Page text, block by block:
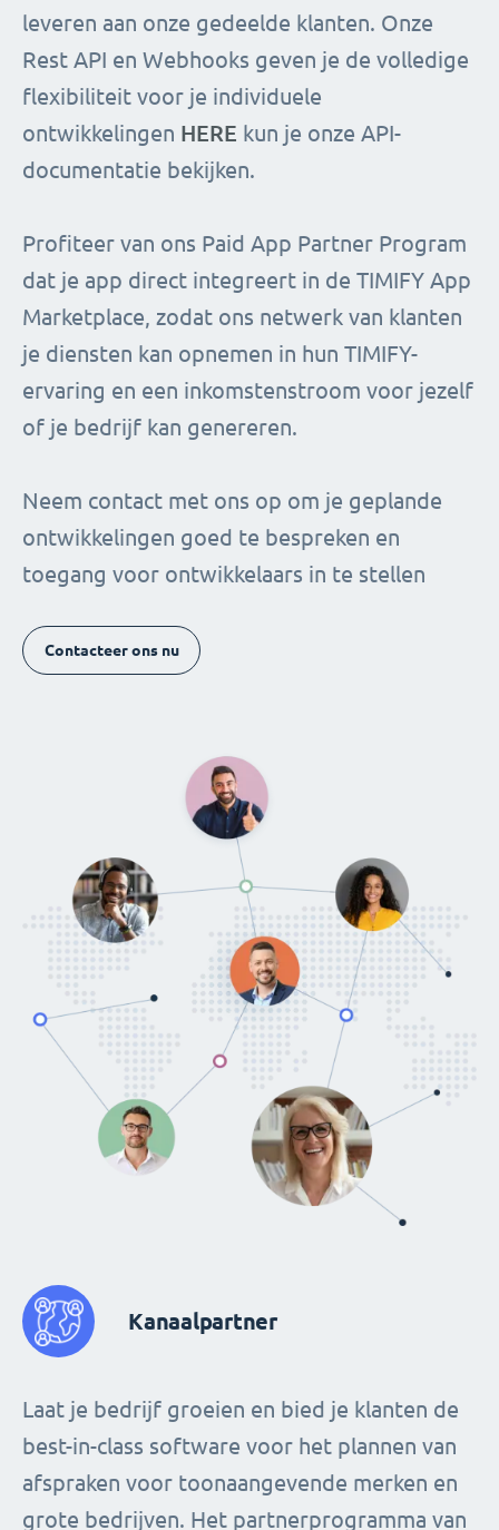
leveren aan onze gedeelde klanten. Onze
Rest API en Webhooks geven je de volledige
flexibiliteit voor je individuele
ontwikkelingen HERE kun je onze API-
documentatie bekijken.
Profiteer van ons Paid App Partner Program
dat je app direct integreert in de TIMIFY App
Marketplace, zodat ons netwerk van klanten
je diensten kan opnemen in hun TIMIFY-
ervaring en een inkomstenstroom voor jezelf
of je bedrijf kan genereren.
Neem contact met ons op om je geplande
ontwikkelingen goed te bespreken en
toegang voor ontwikkelaars in te stellen
Contacteer ons nu
Kanaalpartner
Laat je bedrijf groeien en bied je klanten de
best-in-class software voor het plannen van
afspraken voor toonaangevende merken en
grote bedrijven. Het partnerprogramma van